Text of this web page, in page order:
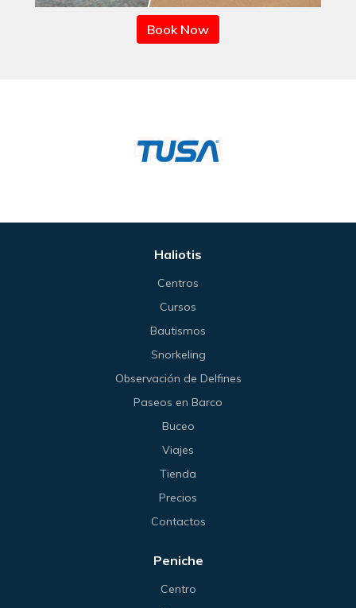
Book Now
Haliotis
Centros
Cursos
Bautismos
Snorkeling
Observación de Delfines
Paseos en Barco
Buceo
Viajes
Tienda
Precios
Contactos
Peniche
Centro